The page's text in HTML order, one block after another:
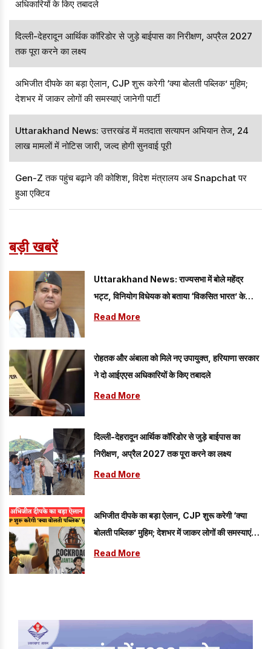
अधिकारियों के किए तबादले
दिल्ली-देहरादून आर्थिक कॉरिडोर से जुड़े बाईपास का निरीक्षण, अप्रैल 2027
तक पूरा करने का लक्ष्य
अभिजीत दीपके का बड़ा ऐलान, CJP शुरू करेगी ‘क्या बोलती पब्लिक’ मुहिम;
देशभर में जाकर लोगों की समस्याएं जानेगी पार्टी
Uttarakhand News: उत्तरखंड में मतदाता सत्यापन अभियान तेज, 24
लाख मामलों में नोटिस जारी, जल्द होगी सुनवाई पूरी
Gen-Z तक पहुंच बढ़ाने की कोशिश, विदेश मंत्रालय अब Snapchat पर
हुआ एक्टिव
बड़ी खबरें
Uttarakhand News: राज्यसभा में बोले महेंद्र
भट्ट, विनियोग विधेयक को बताया ‘विकसित भारत’ के
संकल्प को मजबूत करने वाला कदम
Read More
रोहतक और अंबाला को मिले नए उपायुक्त, हरियाणा सरकार
ने दो आईएएस अधिकारियों के किए तबादले
Read More
दिल्ली-देहरादून आर्थिक कॉरिडोर से जुड़े बाईपास का
निरीक्षण, अप्रैल 2027 तक पूरा करने का लक्ष्य
Read More
अभिजीत दीपके का बड़ा ऐलान, CJP शुरू करेगी ‘क्या
बोलती पब्लिक’ मुहिम; देशभर में जाकर लोगों की समस्याएं
जानेगी पार्टी
Read More